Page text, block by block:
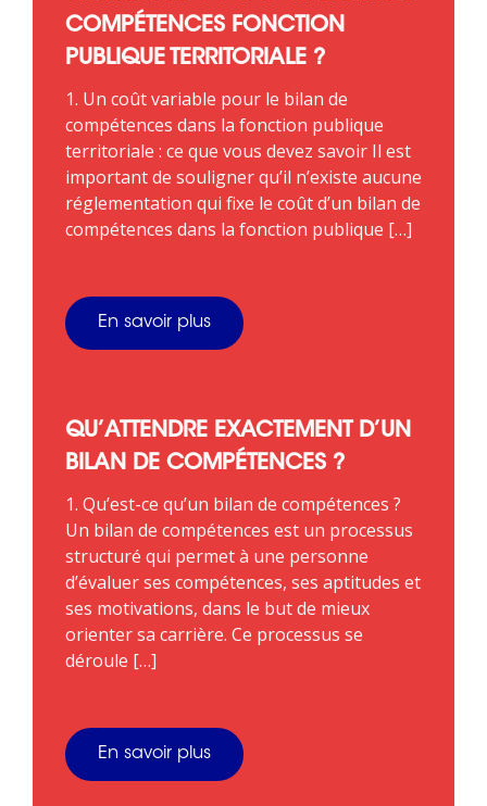
COMPÉTENCES FONCTION
PUBLIQUE TERRITORIALE ?
1. Un coût variable pour le bilan de
compétences dans la fonction publique
territoriale : ce que vous devez savoir Il est
important de souligner qu’il n’existe aucune
réglementation qui fixe le coût d’un bilan de
compétences dans la fonction publique […]
En savoir plus
QU’ATTENDRE EXACTEMENT D’UN
BILAN DE COMPÉTENCES ?
1. Qu’est-ce qu’un bilan de compétences ?
Un bilan de compétences est un processus
structuré qui permet à une personne
d’évaluer ses compétences, ses aptitudes et
ses motivations, dans le but de mieux
orienter sa carrière. Ce processus se
déroule […]
En savoir plus